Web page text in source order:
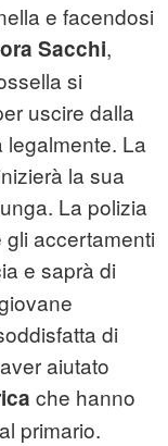
e facendosi
Sacchi,
si
uscire dalla
legalmente. La
la sua
La polizia
accertamenti
e saprà di
di
aiutato
che hanno
primario.